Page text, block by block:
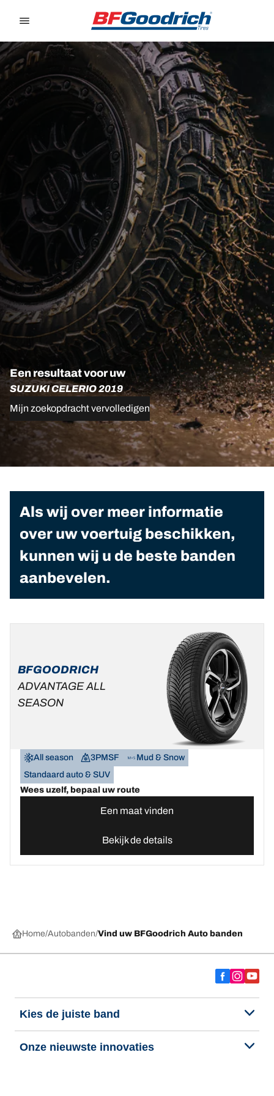
Een resultaat voor uw
SUZUKI CELERIO 2019
Mijn zoekopdracht vervolledigen
Als wij over meer informatie
over uw voertuig beschikken,
kunnen wij u de beste banden
aanbevelen.
BFGOODRICH
ADVANTAGE ALL
SEASON
All season 3PMSF
Mud & Snow
Standaard auto & SUV
Wees uzelf, bepaal uw route
Een maat vinden
Bekijk de details
Home Autobanden Vind uw BFGoodrich Auto banden
Kies de juiste band
Onze nieuwste innovaties